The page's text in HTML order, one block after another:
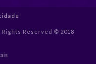
Reserved © 2018